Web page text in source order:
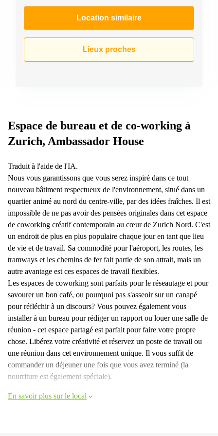
267
Chemin
de la
La
Pièce
1
Bahnhofstrasse
10 Zürich
Location similaire
Lieux proches
Espace de bureau et de co-working à
Zurich, Ambassador House
Traduit à l'aide de l'IA.
Nous vous garantissons que vous serez inspiré dans ce tout
nouveau bâtiment respectueux de l'environnement, situé dans un
quartier animé au nord du centre-ville, par des idées fraîches. Il est
impossible de ne pas avoir des pensées originales dans cet espace
de coworking créatif contemporain au cœur de Zurich Nord. C'est
un endroit de plus en plus populaire chaque jour en tant que lieu
de vie et de travail. Sa commodité pour l'aéroport, les routes, les
tramways et les chemins de fer fait partie de son attrait, mais un
autre avantage est ces espaces de travail flexibles.
Les espaces de coworking sont parfaits pour le réseautage et pour
savourer un bon café, ou pourquoi pas s'asseoir sur un canapé
pour réfléchir à un discours? Vous pouvez également vous
installer à un bureau pour rédiger un rapport ou louer une salle de
réunion - cet espace partagé est parfait pour faire votre propre
chose. Libérez votre créativité et réservez un poste de travail ou
une réunion dans cet environnement unique. Il vous suffit de
commander un déjeuner une fois que vous avez terminé (la
nourriture est également spéciale).
En savoir plus sur le local